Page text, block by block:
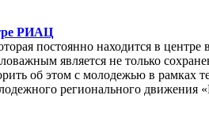
РИАЦ
постоянно находится в
является не только
об этом с молодежью в
регионального движения